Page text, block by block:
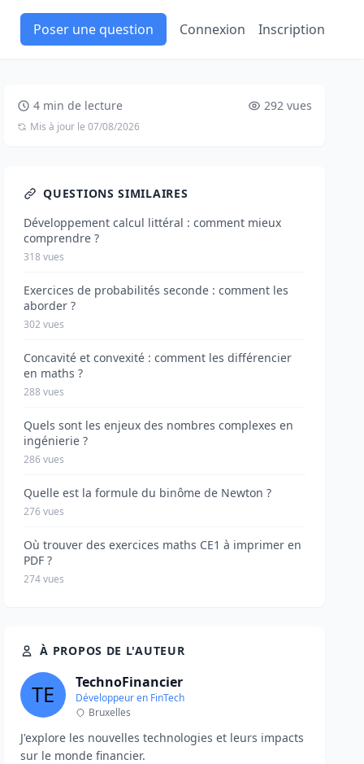
Poser une question Connexion Inscription
4 min de lecture 292 vues
Mis à jour le 07/08/2026
QUESTIONS SIMILAIRES
Développement calcul littéral : comment mieux
comprendre ?
318 vues
Exercices de probabilités seconde : comment les
aborder ?
302 vues
Concavité et convexité : comment les différencier
en maths ?
288 vues
Quels sont les enjeux des nombres complexes en
ingénierie ?
286 vues
Quelle est la formule du binôme de Newton ?
276 vues
Où trouver des exercices maths CE1 à imprimer en
PDF ?
274 vues
À PROPOS DE L'AUTEUR
TechnoFinancier
Développeur en FinTech
Bruxelles
J'explore les nouvelles technologies et leurs impacts
sur le monde financier.